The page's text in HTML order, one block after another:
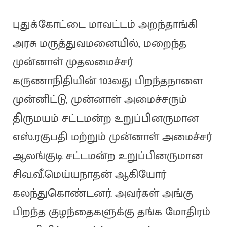
புதுக்கோட்டை மாவட்டம் அறந்தாங்கி
அரசு மருத்துவமனையில், மறைந்த
முன்னாள் முதலமைச்சர்
கருணாநிதியின் 103வது பிறந்தநாளை
முன்னிட்டு, முன்னாள் அமைச்சரும்
திருமயம் சட்டமன்ற உறுப்பினருமான
எஸ்.ரகுபதி மற்றும் முன்னாள் அமைச்சர்
ஆலங்குடி சட்டமன்ற உறுப்பினருமான
சிவ.வீ.மெய்யநாதன் ஆகியோர்
கலந்துகொண்டனர். அவர்கள் அங்கு
பிறந்த குழந்தைகளுக்கு தங்க மோதிரம்